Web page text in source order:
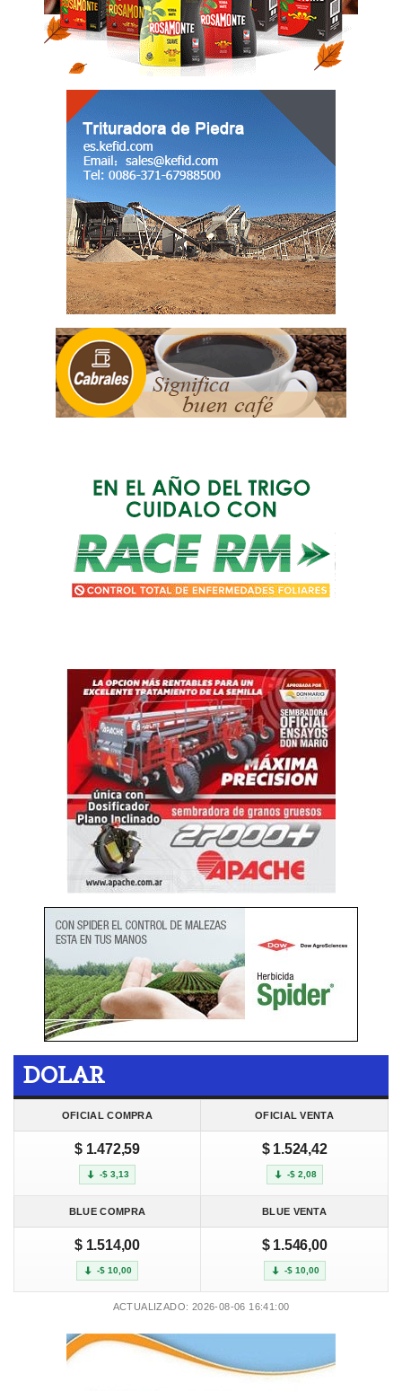
DOLAR
OFICIAL COMPRA OFICIAL VENTA
$ 1.472,59
-$ 3,13
$ 1.524,42
-$ 2,08
BLUE COMPRA BLUE VENTA
$ 1.514,00
-$ 10,00
$ 1.546,00
-$ 10,00
ACTUALIZADO: 2026-08-06 16:41:00